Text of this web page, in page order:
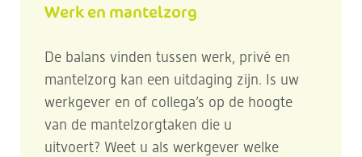
Werk en mantelzorg
De balans vinden tussen werk, privé en
mantelzorg kan een uitdaging zijn. Is uw
werkgever en of collega’s op de hoogte
van de mantelzorgtaken die u
uitvoert? Weet u als werkgever welke